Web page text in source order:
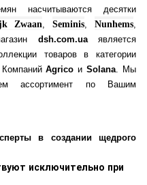
насчитываются десятки
Zwaan ,Seminis ,Nunhems
dsh.com.uaявляется
товаров в категории
КомпанийAgrico иSolana . Мы
ассортимент по Вашим
в создании щедрого
исключительно при